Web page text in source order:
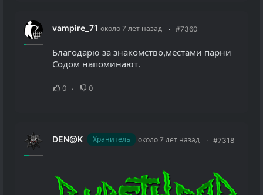
vampire_71 около 7 лет назад #7360
Благодарю за знакомство,местами парни
Содом напоминают.
0 0
DEN@K Хранитель около 7 лет назад #7318